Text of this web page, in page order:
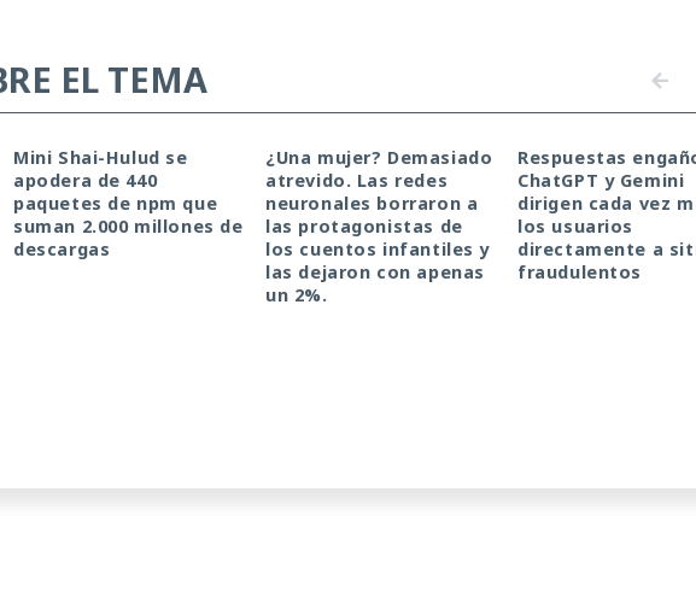
EL TEMA
Mini Shai-Hulud se
apodera de 440
paquetes de npm que
suman 2.000 millones de
descargas
¿Una mujer? Demasiado
atrevido. Las redes
neuronales borraron a
las protagonistas de
los cuentos infantiles y
las dejaron con apenas
un 2%.
Respuestas
ChatGPT y Gemini
dirigen cada vez
los usuarios
directamente a
fraudulentos